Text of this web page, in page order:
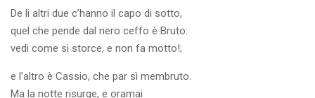
De li altri due c’hanno il capo di sotto,
quel che pende dal nero ceffo è Bruto:
vedi come si storce, e non fa motto!;
e l’altro è Cassio, che par sì membruto.
Ma la notte risurge, e oramai